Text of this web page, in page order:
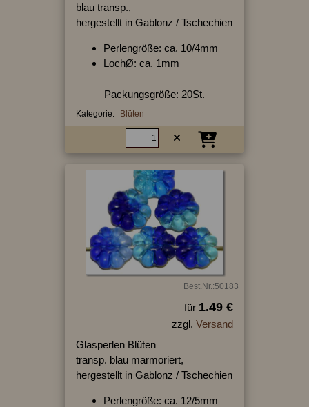
blau transp.,
hergestellt in Gablonz / Tschechien
Perlengröße: ca. 10/4mm
LochØ: ca. 1mm
Packungsgröße: 20St.
Kategorie: Blüten
Best.Nr.:50183
für 1.49 €
zzgl. Versand
Glasperlen Blüten
transp. blau marmoriert,
hergestellt in Gablonz / Tschechien
Perlengröße: ca. 12/5mm